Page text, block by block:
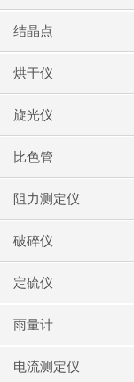
结晶点
烘干仪
旋光仪
比色管
阻力测定仪
破碎仪
定硫仪
雨量计
电流测定仪